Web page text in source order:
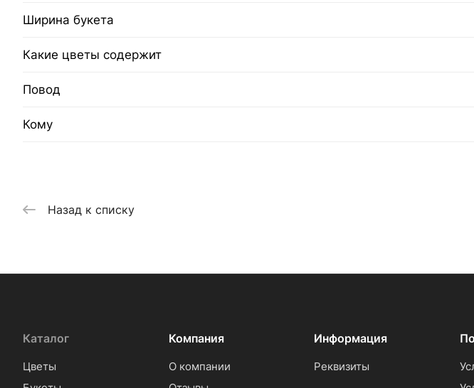
Ширина букета
Какие цветы содержит
Повод
Кому
Назад к списку
Каталог
Цветы
Компания
О компании
Информация
Реквизиты